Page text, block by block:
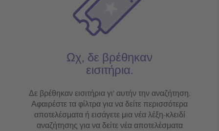
Ωχ, δε βρέθηκαν
εισιτήρια.
Δε βρέθηκαν εισιτήρια γι' αυτήν την αναζήτηση.
Αφαιρέστε τα φίλτρα για να δείτε περισσότερα
αποτελέσματα ή εισάγετε μια νέα λέξη-κλειδί
αναζήτησης για να δείτε νέα αποτελέσματα